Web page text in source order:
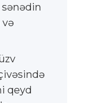
sənədin
və
qeyd